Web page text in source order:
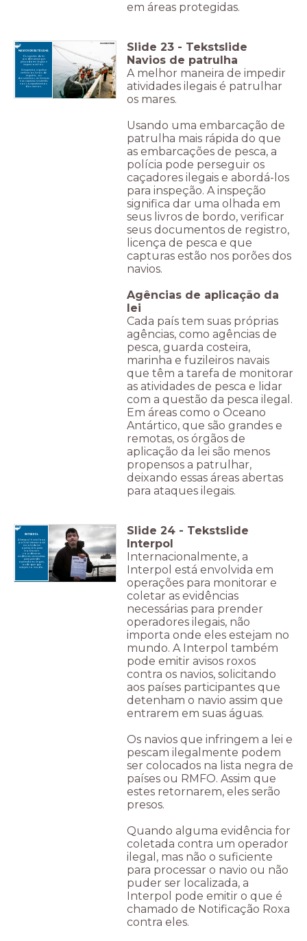
em áreas protegidas.
NAVIOS DE PATRULHA
Os agentes da lei
podem perseguir
pescadores ilegais e
inspecioná-los.
A inspeção significa
verificar os livros de
registro, os
documentos, as licenças
e as capturas existentes
nos compartimentos
dos navios.
Slide 23 - Tekstslide
Navios de patrulha
A melhor maneira de impedir
atividades ilegais é patrulhar
os mares.
Usando uma embarcação de
patrulha mais rápida do que
as embarcações de pesca, a
polícia pode perseguir os
caçadores ilegais e abordá-los
para inspeção. A inspeção
significa dar uma olhada em
seus livros de bordo, verificar
seus documentos de registro,
licença de pesca e que
capturas estão nos porões dos
navios.
Agências de aplicação da
lei
Cada país tem suas próprias
agências, como agências de
pesca, guarda costeira,
marinha e fuzileiros navais
que têm a tarefa de monitorar
as atividades de pesca e lidar
com a questão da pesca ilegal.
Em áreas como o Oceano
Antártico, que são grandes e
remotas, os órgãos de
aplicação da lei são menos
propensos a patrulhar,
deixando essas áreas abertas
para ataques ilegais.
INTERPOL
A Interpol é uma força
policial internacional
envolvida em
operações para
monitorar e
coordenar as
evidências necessárias
para prender
operadores ilegais,
onde quer que
estejam no mundo.
Slide 24 - Tekstslide
Interpol
Internacionalmente, a
Interpol está envolvida em
operações para monitorar e
coletar as evidências
necessárias para prender
operadores ilegais, não
importa onde eles estejam no
mundo. A Interpol também
pode emitir avisos roxos
contra os navios, solicitando
aos países participantes que
detenham o navio assim que
entrarem em suas águas.
Os navios que infringem a lei e
pescam ilegalmente podem
ser colocados na lista negra de
países ou RMFO. Assim que
estes retornarem, eles serão
presos.
Quando alguma evidência for
coletada contra um operador
ilegal, mas não o suficiente
para processar o navio ou não
puder ser localizada, a
Interpol pode emitir o que é
chamado de Notificação Roxa
contra eles.